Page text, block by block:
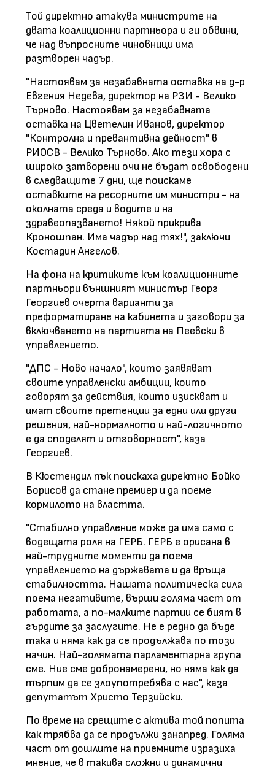
Той директно атакува министрите на
двата коалиционни партньора и ги обвини,
че над въпросните чиновници има
разтворен чадър.
"Настоявам за незабавната оставка на д-р
Евгения Недева, директор на РЗИ - Велико
Търново. Настоявам за незабавната
оставка на Цветелин Иванов, директор
"Контролна и превантивна дейност" в
РИОСВ - Велико Търново. Ако тези хора с
широко затворени очи не бъдат освободени
в следващите 7 дни, ще поискаме
оставките на ресорните им министри - на
околната среда и водите и на
здравеопазването! Някой прикрива
Кроношпан. Има чадър над тях!", заключи
Костадин Ангелов.
На фона на критиките към коалиционните
партньори външният министър Георг
Георгиев очерта варианти за
преформатиране на кабинета и заговори за
включването на партията на Пеевски в
управлението.
"ДПС - Ново начало", които заявяват
своите управленски амбиции, които
говорят за действия, които изискват и
имат своите претенции за едни или други
решения, най-нормалното и най-логичното
е да споделят и отговорност", каза
Георгиев.
В Кюстендил пък поискаха директно Бойко
Борисов да стане премиер и да поеме
кормилото на властта.
"Стабилно управление може да има само с
водещата роля на ГЕРБ. ГЕРБ е орисана в
най-трудните моменти да поема
управлението на държавата и да връща
стабилността. Нашата политическа сила
поема негативите, върши голяма част от
работата, а по-малките партии се бият в
гърдите за заслугите. Не е редно да бъде
така и няма как да се продължава по този
начин. Най-голямата парламентарна група
сме. Ние сме добронамерени, но няма как да
търпим да се злоупотребява с нас", каза
депутатът Христо Терзийски.
По време на срещите с актива той попита
как трябва да се продължи занапред. Голяма
част от дошлите на приемните изразиха
мнение, че в такива сложни и динамични